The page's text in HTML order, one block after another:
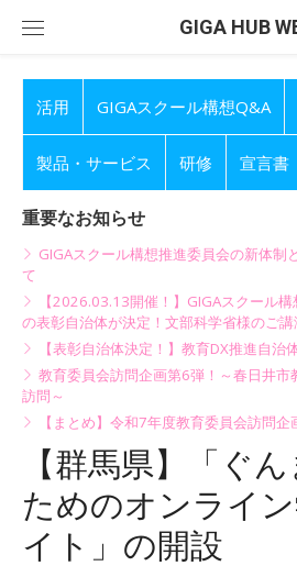
GIGA HUB
活用 GIGAスクール構想Q&A
製品・サービス 研修 宣言書
重要なお知らせ
GIGAスクール構想推進委員会の新体制
て
【2026.03.13開催！】GIGAスクール
の表彰自治体が決定！文部科学省様のご講
【表彰自治体決定！】教育DX推進自治
教育委員会訪問企画第6弾！～春日井
訪問～
【まとめ】令和7年度教育委員会訪問企
【群馬県】「ぐ
ためのオンライ
イト」の開設